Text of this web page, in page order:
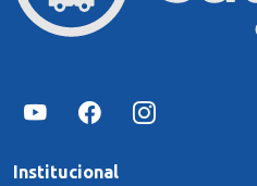
Institucional